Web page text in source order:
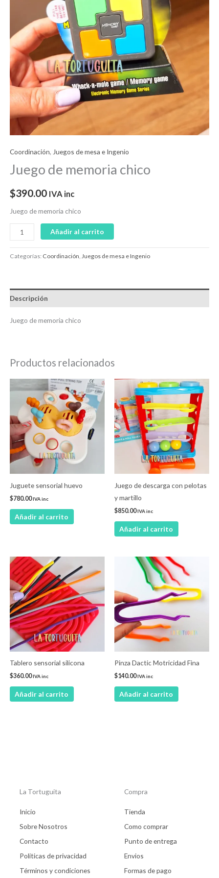
Coordinación, Juegos de mesa e Ingenio
Juego de memoria chico
$390.00 IVA inc
Juego de memoria chico
Añadir al carrito
Categorías: Coordinación Juegos de mesa e Ingenio
Descripción
Juego de memoria chico
Productos relacionados
Juguete sensorial huevo
$780.00IVA inc
Añadir al carrito
Juego de descarga con pelotas
y martillo
$850.00IVA inc
Añadir al carrito
Tablero sensorial silicona
$360.00IVA inc
Añadir al carrito
Pinza Dactic Motricidad Fina
$140.00IVA inc
Añadir al carrito
La Tortuguita
Inicio
Sobre Nosotros
Contacto
Politicas de privacidad
Términos y condiciones
Compra
Tienda
Como comprar
Punto de entrega
Envios
Formas de pago